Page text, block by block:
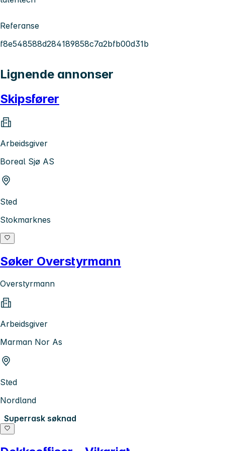
Referanse
f8e548588d284189858c7a2bfb00d31b
Lignende annonser
Skipsfører
Arbeidsgiver
Boreal Sjø AS
Sted
Stokmarknes
Søker Overstyrmann
Overstyrmann
Arbeidsgiver
Marman Nor As
Sted
Nordland
Superrask søknad